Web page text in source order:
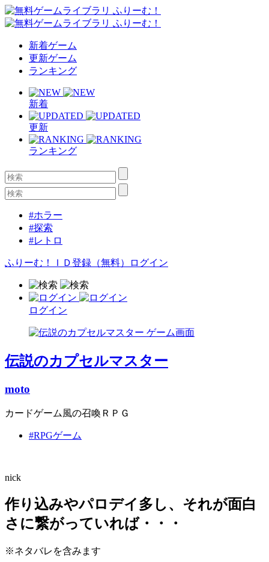
新着ゲーム
更新ゲーム
ランキング
新着
更新
ランキング
#ホラー
#探索
#レトロ
ふりーむ！ＩＤ登録（無料） ログイン
ログイン
伝説のカプセルマスター
moto
カードゲーム風の召喚ＲＰＧ
#RPGゲーム
nick
作り込みやパロデイ多し、それが面白
さに繋がっていれば・・・
※ネタバレを含みます